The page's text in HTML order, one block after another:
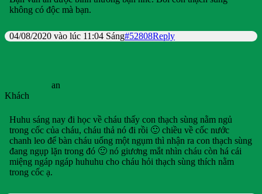
không có độc mà bạn.
04/08/2020 vào lúc 11:04 Sáng#52808Reply
an
Khách
Huhu sáng nay đi học về cháu thấy con thạch sùng nằm ngủ
trong cốc của cháu, cháu thả nó đi rồi 🙂 chiều về cốc nước
chanh leo để bàn cháu uống một ngụm thì nhận ra con thạch sùng
đang ngụp lặn trong đó 🙂 nó giương mắt nhìn cháu còn há cái
miệng ngáp ngáp huhuhu cho cháu hỏi thạch sùng thích nằm
trong cốc ạ.